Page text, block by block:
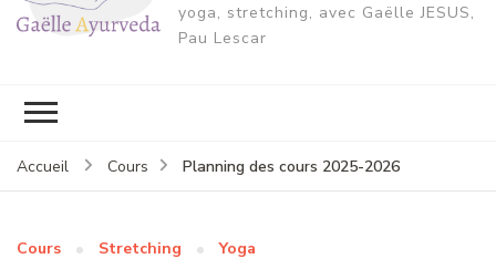
yoga, stretching, avec Gaëlle JESUS,
Pau Lescar
Accueil Cours Planning des cours 2025-2026
Cours Stretching Yoga